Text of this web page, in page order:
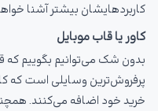
کاربردهایشان بیشتر آشنا
کاور یا قاب موبایل
بدون شک می‌توانیم بگوییم که
پرفروش‌ترین وسایلی است که
خرید خود اضافه می‌کنند.